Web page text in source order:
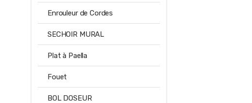
Enrouleur de Cordes
SECHOIR MURAL
Plat à Paella
Fouet
BOL DOSEUR